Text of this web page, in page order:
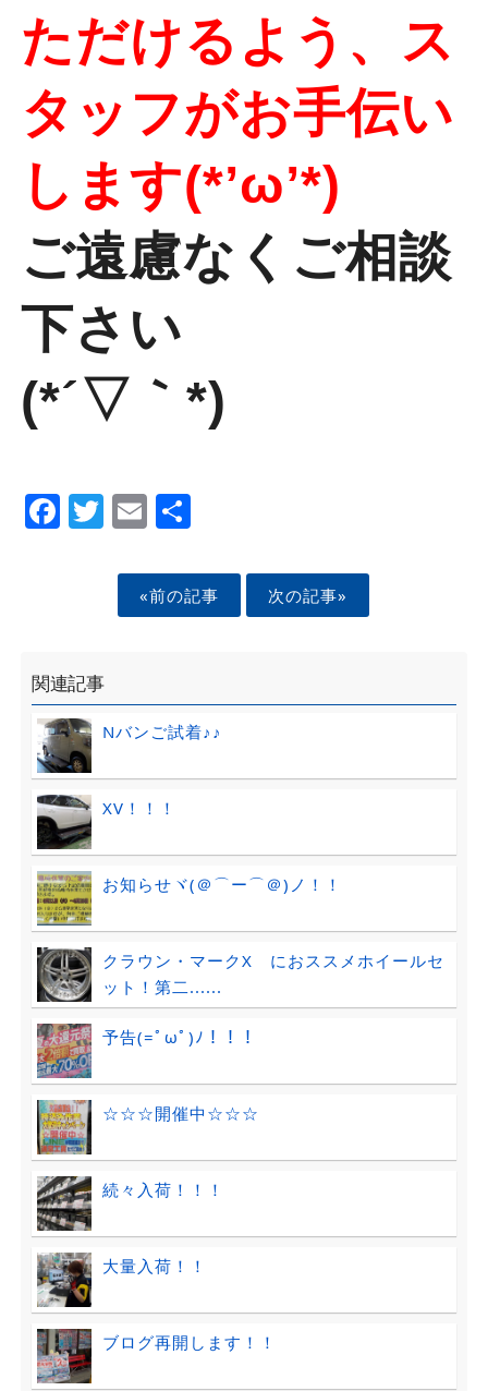
ただけるよう、ス
タッフがお手伝い
します(*’ω’*)
ご遠慮なくご相談
下さい
(*´▽｀*)
Facebook
Twitter
EmailShare
«前の記事 次の記事»
関連記事
Nバンご試着♪♪
XV！！！
お知らせヾ(＠⌒ー⌒＠)ノ！！
クラウン・マークX におススメホイールセ
ット！第二......
予告(=ﾟωﾟ)ﾉ！！！
☆☆☆開催中☆☆☆
続々入荷！！！
大量入荷！！
ブログ再開します！！